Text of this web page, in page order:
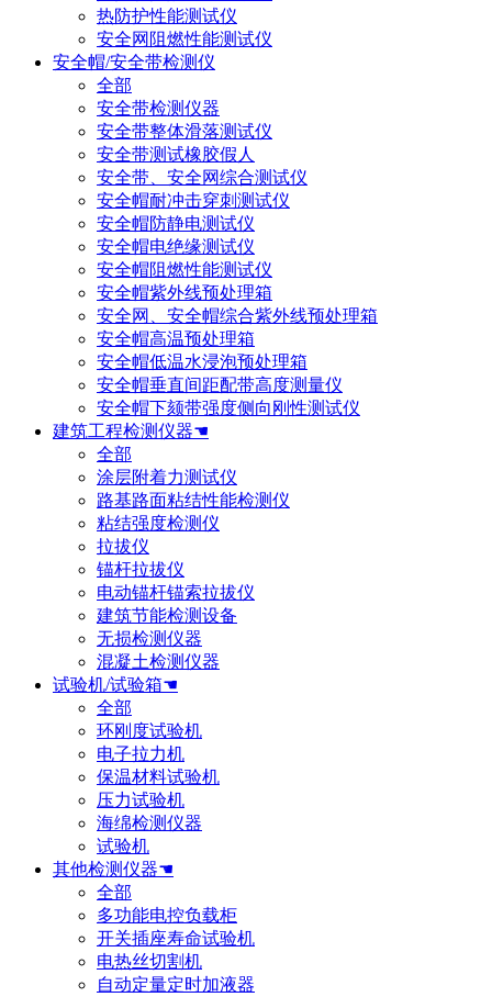
热防护性能测试仪
安全网阻燃性能测试仪
安全帽/安全带检测仪
全部
安全带检测仪器
安全带整体滑落测试仪
安全带测试橡胶假人
安全带、安全网综合测试仪
安全帽耐冲击穿刺测试仪
安全帽防静电测试仪
安全帽电绝缘测试仪
安全帽阻燃性能测试仪
安全帽紫外线预处理箱
安全网、安全帽综合紫外线预处理箱
安全帽高温预处理箱
安全帽低温水浸泡预处理箱
安全帽垂直间距配带高度测量仪
安全帽下颏带强度侧向刚性测试仪
建筑工程检测仪器☚
全部
涂层附着力测试仪
路基路面粘结性能检测仪
粘结强度检测仪
拉拔仪
锚杆拉拔仪
电动锚杆锚索拉拔仪
建筑节能检测设备
无损检测仪器
混凝土检测仪器
试验机/试验箱☚
全部
环刚度试验机
电子拉力机
保温材料试验机
压力试验机
海绵检测仪器
试验机
其他检测仪器☚
全部
多功能电控负载柜
开关插座寿命试验机
电热丝切割机
自动定量定时加液器